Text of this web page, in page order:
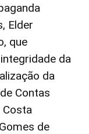
Elder
que
da
da
Contas
Costa
de